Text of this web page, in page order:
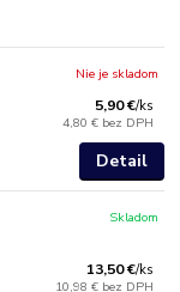
5,90 €/ks
4,80 € bez DPH
Nie je skladom
Detail
13,50 €/ks
10,98 € bez DPH
Skladom